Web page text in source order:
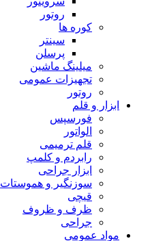
روتور
کوره ها
سینتر
پرسلن
میلینگ ماشین
تجهیزات عمومی
روتور
ابزار و قلم
فورسپس
الواتور
قلم ترمیمی
رابردم و کلمپ
ابزار جراحی
سوزنگیر و هموستات
قیچی
ظرف و ظروف
جراحی
مواد عمومی